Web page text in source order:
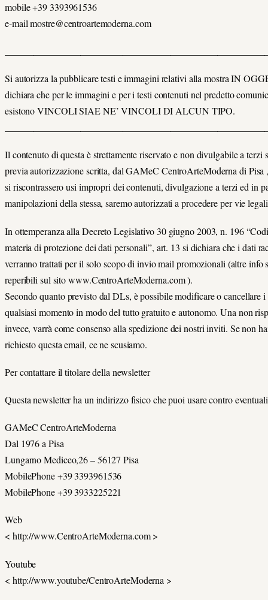
mobile +39 3393961536
e-mail mostre@centroartemoderna.com
Si autorizza la pubblicare testi e immagini relativi alla mostra IN
dichiara che per le immagini e per i testi contenuti nel predetto
esistono VINCOLI SIAE NE’ VINCOLI DI ALCUN TIPO.
Il contenuto di questa è strettamente riservato e non divulgabile a terzi
previa autorizzazione scritta, dal GAMeC CentroArteModerna di Pisa
si riscontrassero usi impropri dei contenuti, divulgazione a terzi ed in
manipolazioni della stessa, saremo autorizzati a procedere per vie
In ottemperanza alla Decreto Legislativo 30 giugno 2003, n. 196
materia di protezione dei dati personali”, art. 13 si dichiara che i dati
verranno trattati per il solo scopo di invio mail promozionali (altre info
reperibili sul sito www.CentroArteModerna.com ).
Secondo quanto previsto dal DLs, è possibile modificare o cancellare
qualsiasi momento in modo del tutto gratuito e autonomo. Una non
invece, varrà come consenso alla spedizione dei nostri inviti. Se non
richiesto questa email, ce ne scusiamo.
Per contattare il titolare della newsletter
Questa newsletter ha un indirizzo fisico che puoi usare contro
GAMeC CentroArteModerna
Dal 1976 a Pisa
Lungarno Mediceo,26 – 56127 Pisa
MobilePhone +39 3393961536
MobilePhone +39 3933225221
Web
< http://www.CentroArteModerna.com >
Youtube
< http://www.youtube/CentroArteModerna >